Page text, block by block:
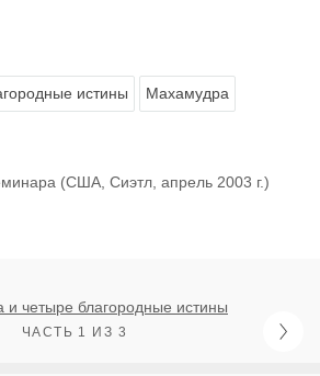
истины Махамудра
(США, Сиэтл, апрель 2003 г.)
и четыре благородные истины
ЧАСТЬ 1 ИЗ 3